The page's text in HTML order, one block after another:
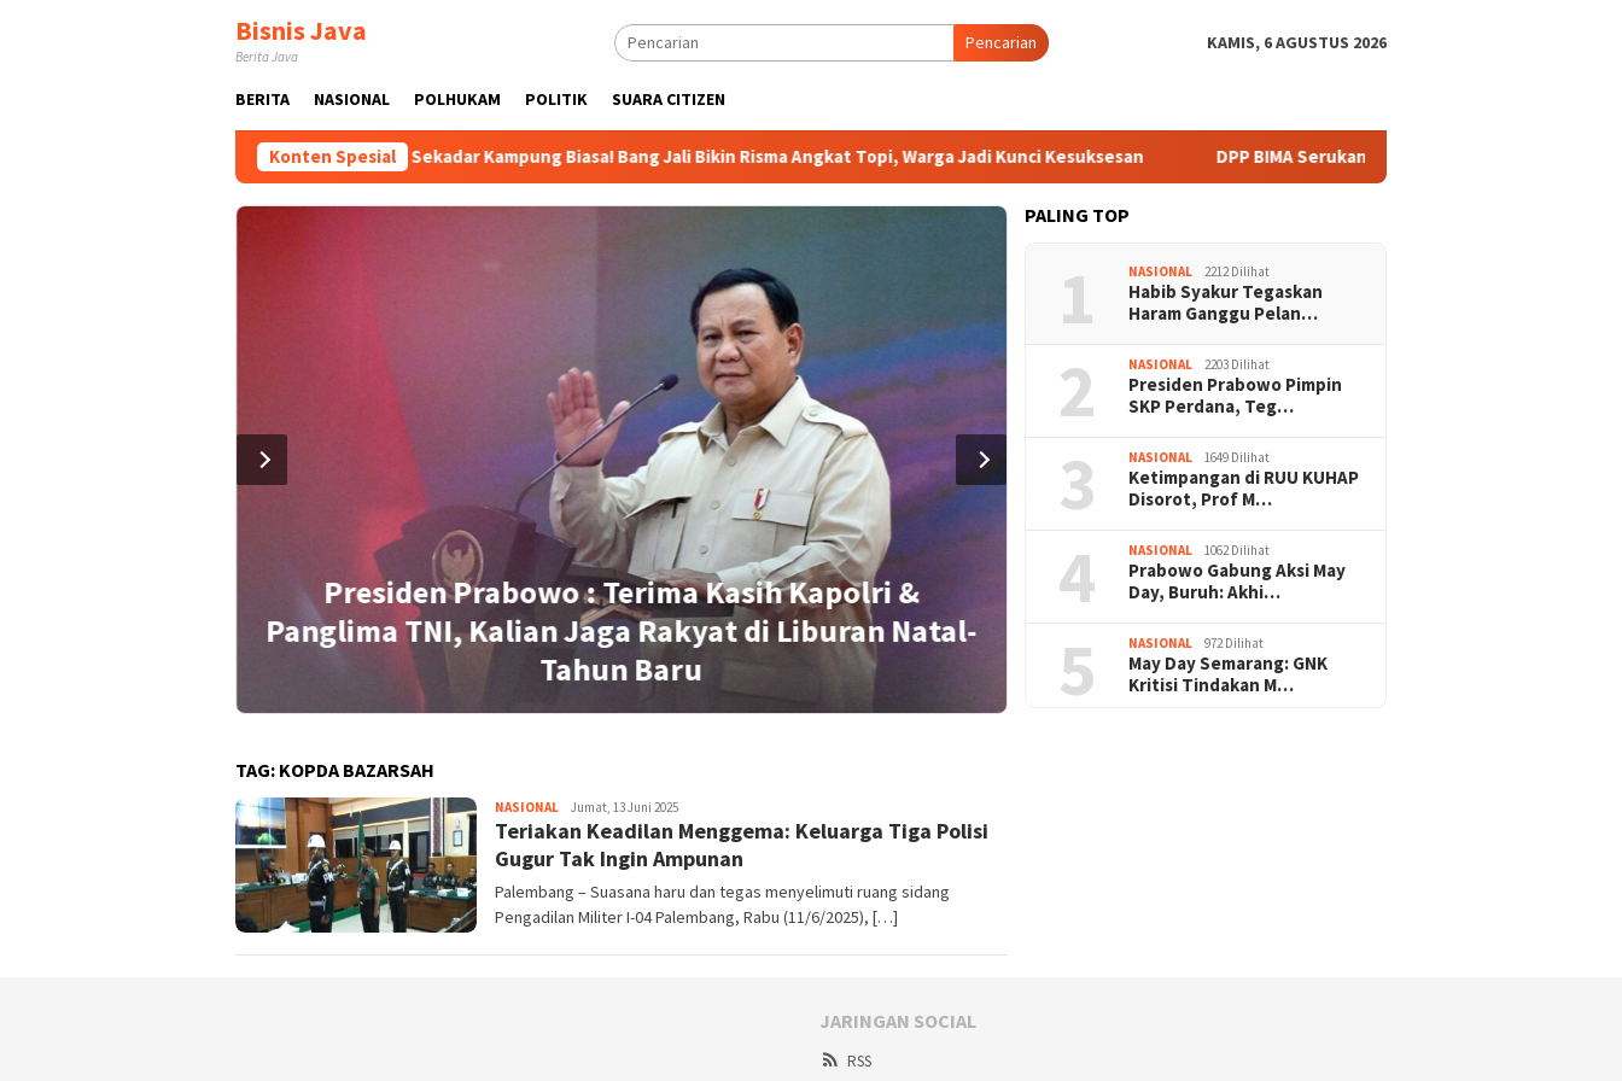
Bisnis Java
Berita Java
Pencarian KAMIS, 6 AGUSTUS 2026
BERITA NASIONAL POLHUKAM POLITIK SUARA CITIZEN
Konten Spesial
Tak Sekadar Kampung Biasa! Bang Jali Bikin Risma Angkat Topi, Warga Jadi Kunci Kesuksesan DPP BIMA Serukan Mitigasi Karhutla Harus Libatkan
Presiden Prabowo : Terima Kasih Kapolri &
Panglima TNI, Kalian Jaga Rakyat di Liburan Natal-
Tahun Baru
Pengamanan Natal & Mudik Nataru
Sukses, Umat Kristiani Apresiasi :
TAG: KOPDA BAZARSAH
NASIONAL Redaktur
Jumat, 13 Juni 2025
Teriakan Keadilan Menggema: Keluarga Tiga Polisi
Gugur Tak Ingin Ampunan
Palembang – Suasana haru dan tegas menyelimuti ruang sidang
Pengadilan Militer I-04 Palembang, Rabu (11/6/2025), […]
PALING TOP
1 NASIONAL 2212 Dilihat
Habib Syakur Tegaskan
Haram Ganggu Pelan…
2 NASIONAL 2203 Dilihat
Presiden Prabowo Pimpin
SKP Perdana, Teg…
3 NASIONAL 1649 Dilihat
Ketimpangan di RUU KUHAP
Disorot, Prof M…
4 NASIONAL 1062 Dilihat
Prabowo Gabung Aksi May
Day, Buruh: Akhi…
5 NASIONAL 972 Dilihat
May Day Semarang: GNK
Kritisi Tindakan M…
JARINGAN SOCIAL
RSS